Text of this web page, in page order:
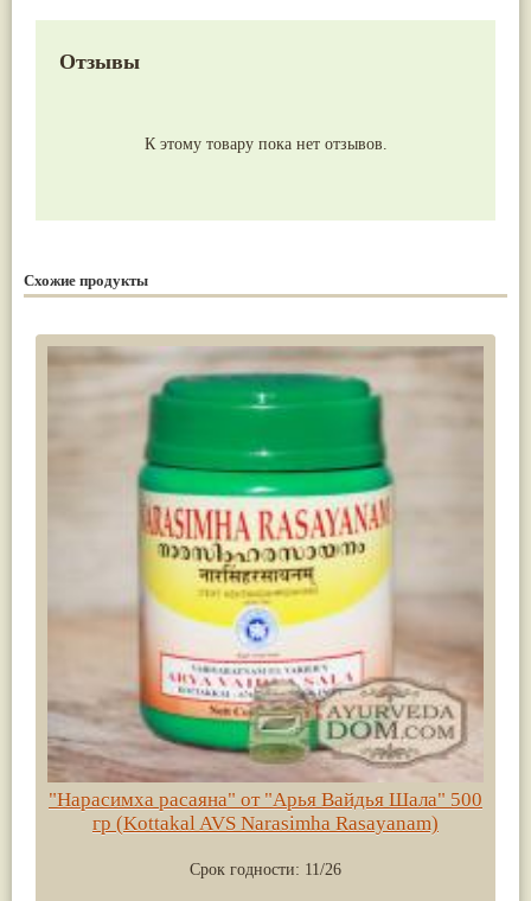
Отзывы
К этому товару пока нет отзывов.
Схожие продукты
"Нарасимха расаяна" от "Арья Вайдья Шала" 500
гр (Kottakal AVS Narasimha Rasayanam)
Срок годности: 11/26